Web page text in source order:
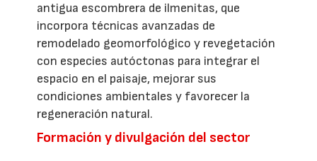
antigua escombrera de ilmenitas, que
incorpora técnicas avanzadas de
remodelado geomorfológico y revegetación
con especies autóctonas para integrar el
espacio en el paisaje, mejorar sus
condiciones ambientales y favorecer la
regeneración natural.
Formación y divulgación del sector